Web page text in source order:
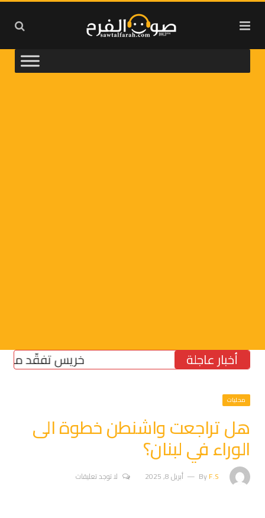
أخبار عاجلة خريس تفقّد مركز
محليات
هل تراجعت واشنطن خطوة الى
الوراء في لبنان؟
ByF.S أبريل 8, 2025 لا توجد تعليقات